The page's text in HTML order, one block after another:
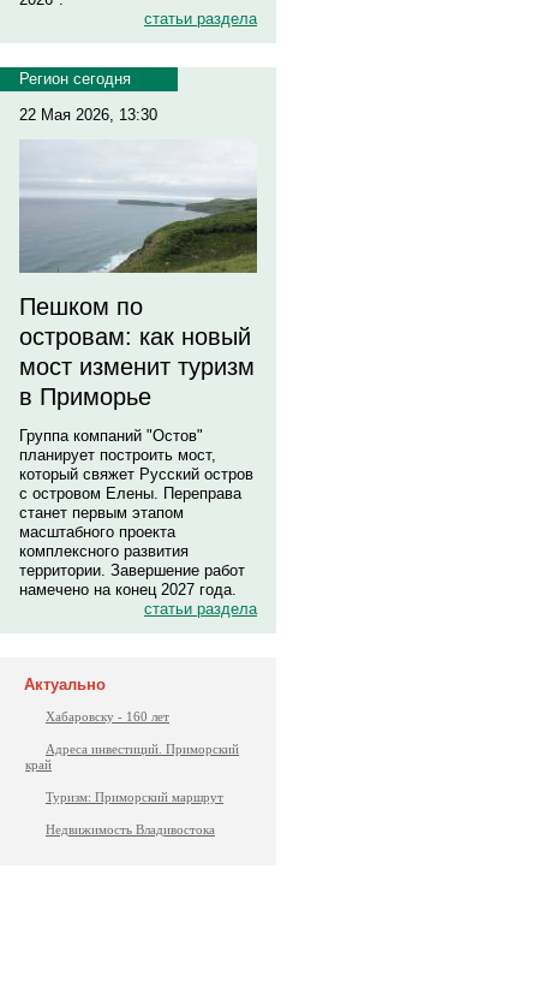
статьи раздела
Регион сегодня
22 Мая 2026, 13:30
Пешком по
островам: как новый
мост изменит туризм
в Приморье
Группа компаний "Остов"
планирует построить мост,
который свяжет Русский остров
с островом Елены. Переправа
станет первым этапом
масштабного проекта
комплексного развития
территории. Завершение работ
намечено на конец 2027 года.
статьи раздела
Актуально
Хабаровску - 160 лет
Адреса инвестиций. Приморский
край
Туризм: Приморский маршрут
Недвижимость Владивостока